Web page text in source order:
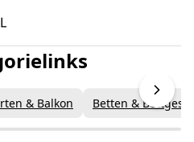
& Balkon Betten &